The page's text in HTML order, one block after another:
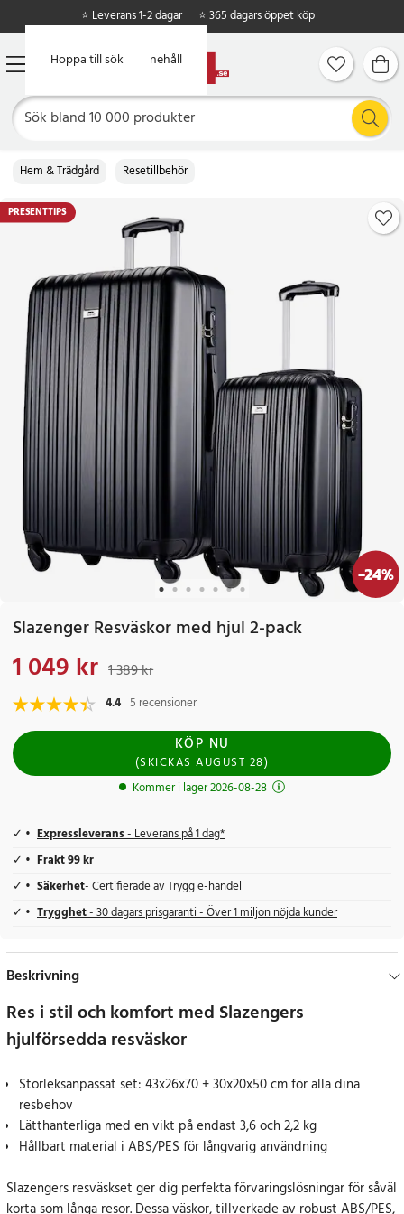
Hoppa till huvudinnehåll
Hoppa till sök
⭐ Leverans 1-2 dagar ⭐ 365 dagars öppet köp
Hem & Trädgård Resetillbehör
PRESENTTIPS
-24%
Slazenger Resväskor med hjul 2-pack
Nuvarande pris:
1 049 kr 1 389 kr
4.4 5 recensioner
KÖP NU
(SKICKASAUGUST 28)
Kommer i lager 2026-08-28
Expressleverans- Leverans på 1 dag*
Frakt 99 kr
Säkerhet- Certifierade av Trygg e-handel
Trygghet- 30 dagars prisgaranti - Över 1 miljon nöjda kunder
Beskrivning
Res i stil och komfort med Slazengers
hjulförsedda resväskor
Storleksanpassat set: 43x26x70 + 30x20x50 cm för alla dina
resbehov
Lätthanterliga med en vikt på endast 3,6 och 2,2 kg
Hållbart material i ABS/PES för långvarig användning
Slazengers resväskset ger dig perfekta förvaringslösningar för såväl
korta som långa resor. Dessa väskor, tillverkade av robust ABS/PES,